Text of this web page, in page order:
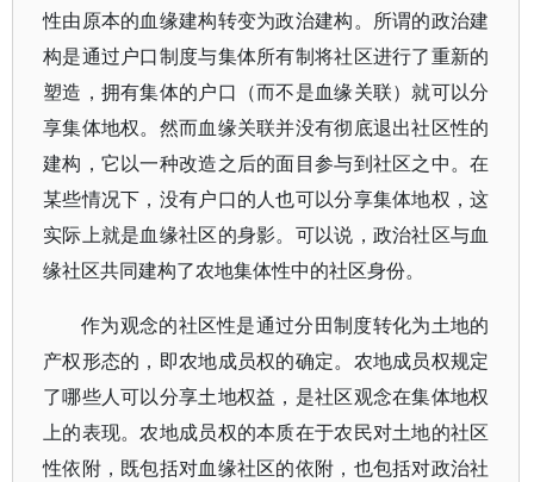
性由原本的血缘建构转变为政治建构。所谓的政治建
构是通过户口制度与集体所有制将社区进行了重新的
塑造，拥有集体的户口（而不是血缘关联）就可以分
享集体地权。然而血缘关联并没有彻底退出社区性的
建构，它以一种改造之后的面目参与到社区之中。在
某些情况下，没有户口的人也可以分享集体地权，这
实际上就是血缘社区的身影。可以说，政治社区与血
缘社区共同建构了农地集体性中的社区身份。
作为观念的社区性是通过分田制度转化为土地的
产权形态的，即农地成员权的确定。农地成员权规定
了哪些人可以分享土地权益，是社区观念在集体地权
上的表现。农地成员权的本质在于农民对土地的社区
性依附，既包括对血缘社区的依附，也包括对政治社